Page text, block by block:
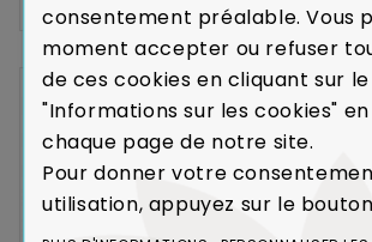
semaines
consentement préalable. Vous
moment accepter ou refuser
de ces cookies en cliquant sur
"Informations sur les cookies"
chaque page de notre site.
Pour donner votre
utilisation, appuyez sur le